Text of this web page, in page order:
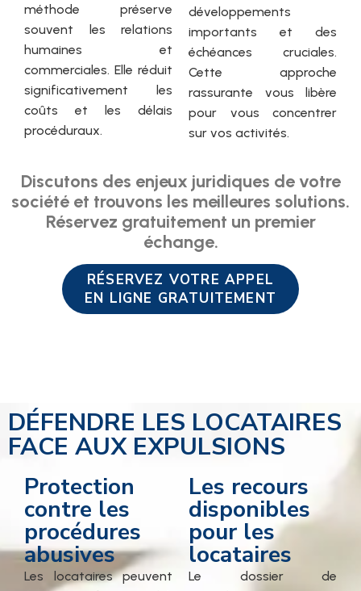
méthode préserve
souvent les relations
humaines et
commerciales. Elle réduit
significativement les
coûts et les délais
procéduraux.
développements
importants et des
échéances cruciales.
Cette approche
rassurante vous libère
pour vous concentrer
sur vos activités.
Discutons des enjeux juridiques de votre
société et trouvons les meilleures solutions.
Réservez gratuitement un premier
échange.
RÉSERVEZ VOTRE APPEL
EN LIGNE GRATUITEMENT
DÉFENDRE LES LOCATAIRES
FACE AUX EXPULSIONS
Protection
contre les
procédures
abusives
Les locataires peuvent
Les recours
disponibles
pour les
locataires
Le dossier de